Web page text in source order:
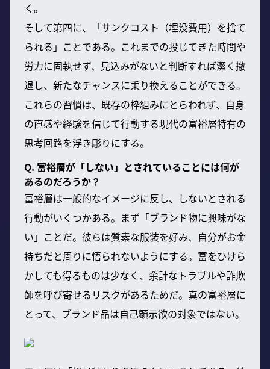
く。
そして第四に、「サンクコスト（埋没費用）を捨て
られる」ことである。これまでの投じてきた時間や
労力に固執せず、見込みがないと判断すれば潔く撤
退し、新たなチャンスに乗り換えることができる。
これらの習慣は、既存の枠組みにとらわれず、自身
の直感や経験を信じて行動する現代の富裕層特有の
思考回路を浮き彫りにする。
Q. 富裕層が「しない」とされていることには何が
あるのだろうか？
富裕層は一般的なイメージに反し、しないとされる
行動がいくつかある。まず「ブランド物に興味がな
い」ことだ。彼らは質素な服装を好み、自分がお金
持ちだと周りに悟られないようにする。富をひけら
かしても得るものは少なく、余計なトラブルや詐欺
師を呼び寄せるリスクがあるためだ。真の富裕層に
とって、ブランド品は自己顕示欲の対象ではない。